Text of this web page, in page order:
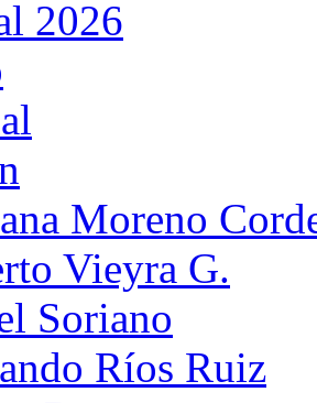
2026
Moreno
Vieyra G.
Soriano
Ríos Ruiz